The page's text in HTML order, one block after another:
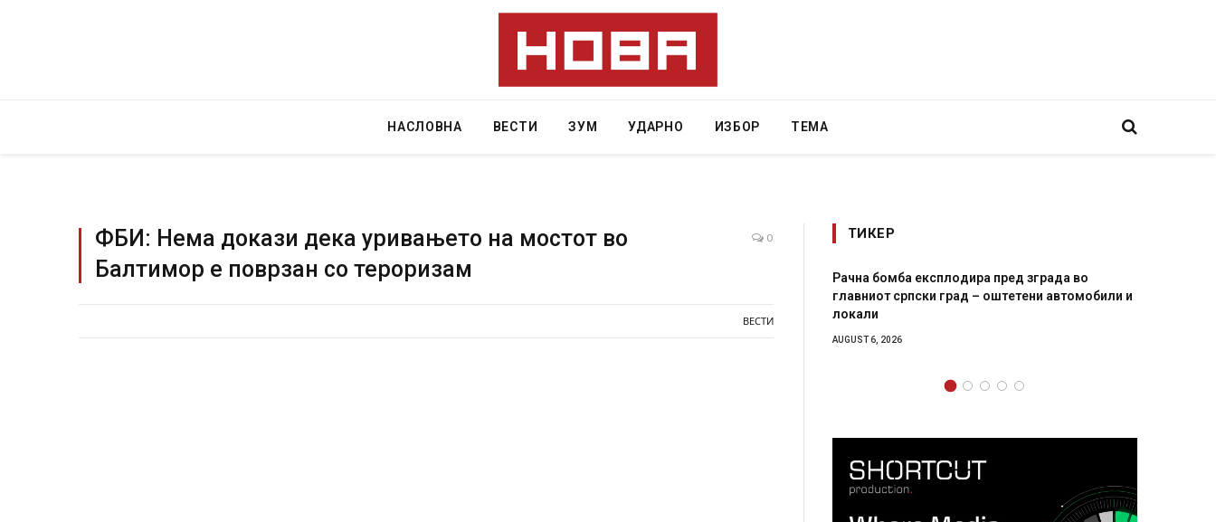
НАСЛОВНА ВЕСТИ ЗУМ УДАРНО ИЗБОР ТЕМА
ФБИ: Нема докази дека уривањето на мостот во
Балтимор е поврзан со тероризам
0
ВЕСТИ
ТИКЕР
Грција: Горат Парос, Андрос, Калимнос, Крит, …
Рачна бомба експлодира пред зграда во
главниот српски град – оштетени автомобили и
И Данска се милитарилизира
11-месечна воена